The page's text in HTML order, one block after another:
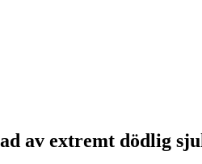
av extremt dödlig